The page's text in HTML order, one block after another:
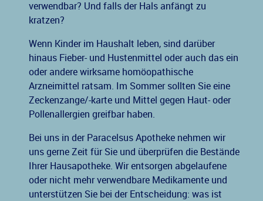
verwendbar? Und falls der Hals anfängt zu
kratzen?
Wenn Kinder im Haushalt leben, sind darüber
hinaus Fieber- und Hustenmittel oder auch das ein
oder andere wirksame homöopathische
Arzneimittel ratsam. Im Sommer sollten Sie eine
Zeckenzange/-karte und Mittel gegen Haut- oder
Pollenallergien greifbar haben.
Bei uns in der Paracelsus Apotheke nehmen wir
uns gerne Zeit für Sie und überprüfen die Bestände
Ihrer Hausapotheke. Wir entsorgen abgelaufene
oder nicht mehr verwendbare Medikamente und
unterstützen Sie bei der Entscheidung: was ist